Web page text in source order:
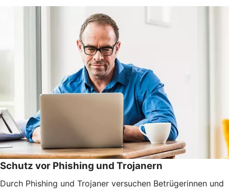
Schutz vor Phishing und Trojanern
Durch Phishing und Trojaner versuchen Betrügerinnen und